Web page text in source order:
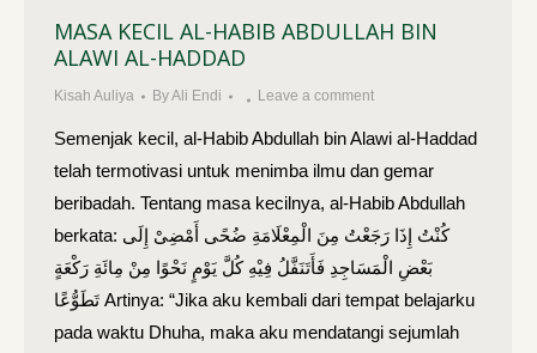
MASA KECIL AL-HABIB ABDULLAH BIN
ALAWI AL-HADDAD
Kisah Auliya ByAli Endi Leave a comment
Semenjak kecil, al-Habib Abdullah bin Alawi al-Haddad
telah termotivasi untuk menimba ilmu dan gemar
beribadah. Tentang masa kecilnya, al-Habib Abdullah
berkata: كُنْتُ إِذَا رَجَعْتُ مِنَ الْمِعْلَامَةِ ضُحًى أَمْضِىْ إِلَى
بَعْضِ الْمَسَاجِدِ فَأَتَنَفَّلُ فِيْهِ كُلَّ يَوْمٍ نَحْوًا مِنْ مِائَةِ رَكْعَةٍ
تَطَوُّعًا Artinya: “Jika aku kembali dari tempat belajarku
pada waktu Dhuha, maka aku mendatangi sejumlah